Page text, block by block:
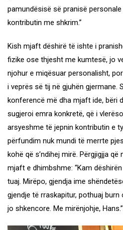
pamundësisë së pranisë
kontributin me shkrim.”
Kish mjaft dëshirë të ishte i
fizike ose thjesht me kumtesë, jo
njohur e miqësuar personalisht,
i veprës së tij në gjuhën gjermane.
konferencë më dha mjaft ide, bëri
sugjeroi emra konkretë, që i
arsyeshme të jepnin kontributin e
përfundim nuk mundi të merrte
kohë që s’ndihej mirë. Përgjigjja
mjaft e dhimbshme: “Kam
tuaj. Mirëpo, gjendja ime
gjendje të rraskapitur, pothuaj
jo shkencore. Me mirënjohje, Hans.”